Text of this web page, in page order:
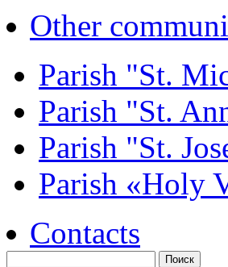
Other
Parish "St.
Parish "St.
Parish "St.
Parish «Holy
Contacts